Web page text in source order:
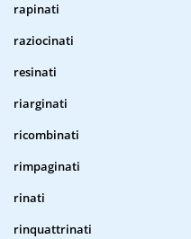
rapinati
raziocinati
resinati
riarginati
ricombinati
rimpaginati
rinati
rinquattrinati